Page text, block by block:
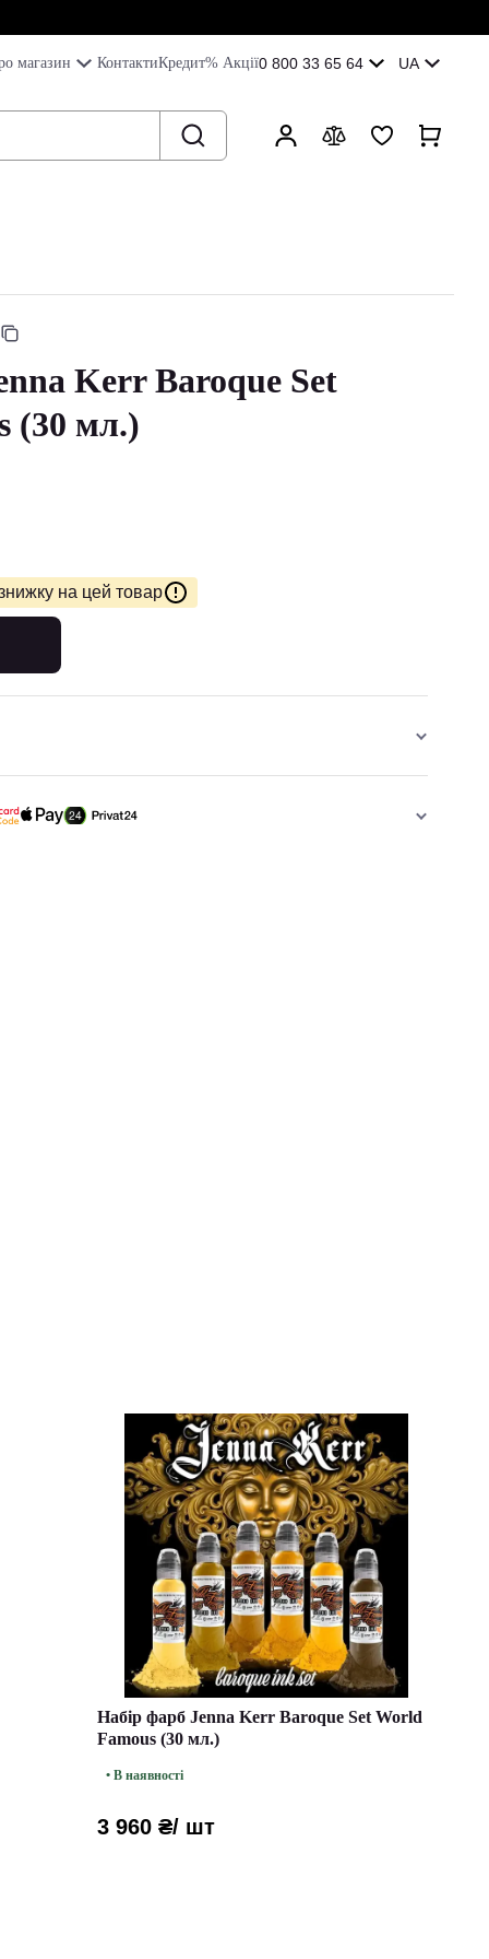
магазин КонтактиКредит% Акції0 800 33 65 64 UA
Kerr Baroque Set
(30 мл.)
на цей товар
Набір фарб Jenna Kerr Baroque Set World
Famous (30 мл.)
• В наявності
3 960 ₴/ шт